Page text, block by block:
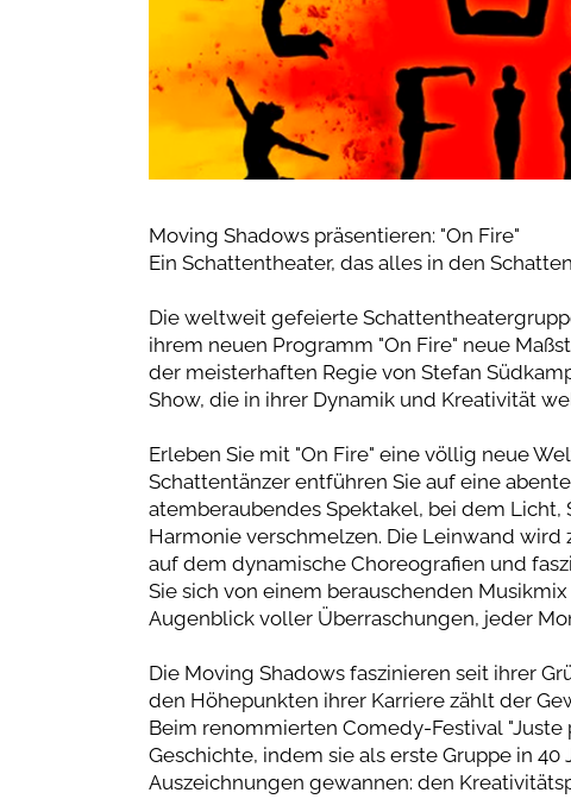
Moving Shadows präsentieren: "On Fire"
Ein Schattentheater, das alles in den
Die weltweit gefeierte
ihrem neuen Programm "On Fire" neue
der meisterhaften Regie von Stefan
Show, die in ihrer Dynamik und Kreativität
Erleben Sie mit "On Fire" eine völlig neue
Schattentänzer entführen Sie auf eine
atemberaubendes Spektakel, bei dem
Harmonie verschmelzen. Die Leinwand
auf dem dynamische Choreografien und
Sie sich von einem berauschenden
Augenblick voller Überraschungen, jeder
Die Moving Shadows faszinieren seit ihrer
den Höhepunkten ihrer Karriere zählt der
Beim renommierten Comedy-Festival
Geschichte, indem sie als erste Gruppe in
Auszeichnungen gewannen: den